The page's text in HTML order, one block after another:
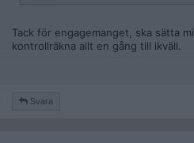
Tack för engagemanget, ska sätta
kontrollräkna allt en gång till ikväll.
Svara